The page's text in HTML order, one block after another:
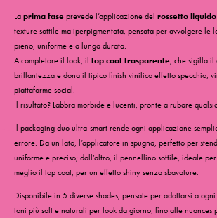
Laprima faseprevede l’applicazione del rossetto
texture sottile ma iperpigmentata, pensata per avvolgere le
pieno, uniforme e a lunga durata.
A completare il look, il top coat trasparente, che sigilla il
brillantezza e dona il tipico finish vinilico effetto specchio,
piattaforme social.
Il risultato? Labbra morbide e lucenti, pronte a rubare
Il packaging duo ultra-smart rende ogni applicazione
errore. Da un lato, l’applicatore in spugna, perfetto per
uniforme e preciso; dall’altro, il pennellino sottile, ideale
meglio il top coat, per un effetto shiny senza sbavature.
Disponibile in 5 diverse shades, pensate per adattarsi a
toni più soft e naturali per look da giorno, fino alle nuances